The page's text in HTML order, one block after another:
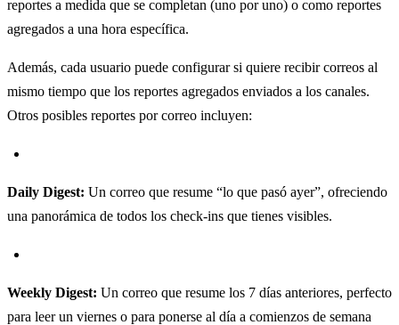
reportes a medida que se completan (uno por uno) o como reportes
agregados a una hora específica.
Además, cada usuario puede configurar si quiere recibir correos al
mismo tiempo que los reportes agregados enviados a los canales.
Otros posibles reportes por correo incluyen:
Daily Digest: Un correo que resume “lo que pasó ayer”, ofreciendo
una panorámica de todos los check-ins que tienes visibles.
Weekly Digest: Un correo que resume los 7 días anteriores, perfecto
para leer un viernes o para ponerse al día a comienzos de semana